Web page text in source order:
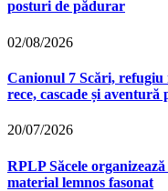
posturi de pădurar
02/08/2026
Canionul 7 Scări,
rece, cascade și aventură
20/07/2026
RPLP Săcele
material lemnos fasonat